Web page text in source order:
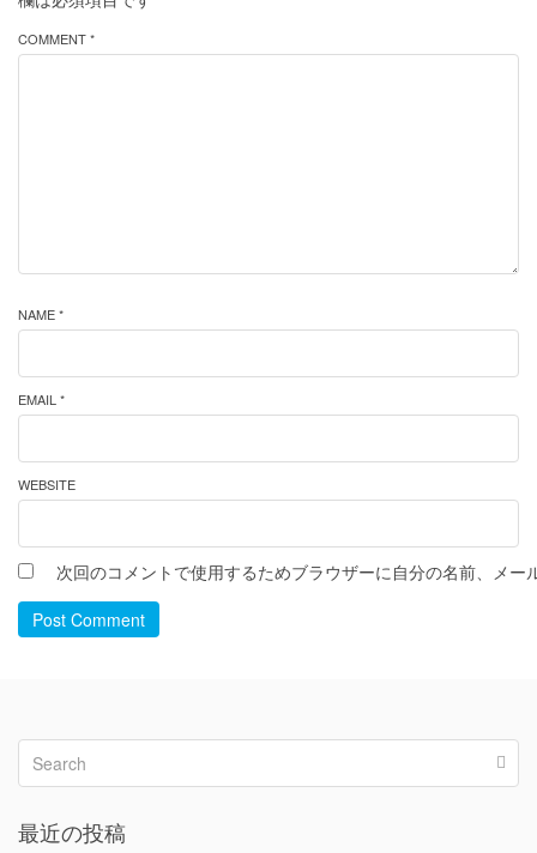
COMMENT *
NAME *
EMAIL *
WEBSITE
次回のコメントで使用するためブラウザーに自分の名前、メー
Post Comment
最近の投稿